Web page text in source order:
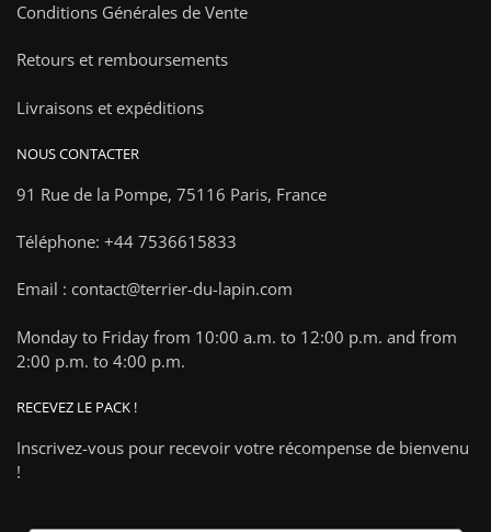
Conditions Générales de Vente
Retours et remboursements
Livraisons et expéditions
NOUS CONTACTER
91 Rue de la Pompe, 75116 Paris, France
Téléphone: +44 7536615833
Email : contact@terrier-du-lapin.com
Monday to Friday from 10:00 a.m. to 12:00 p.m. and from
2:00 p.m. to 4:00 p.m.
RECEVEZ LE PACK !
Inscrivez-vous pour recevoir votre récompense de bienvenu
!